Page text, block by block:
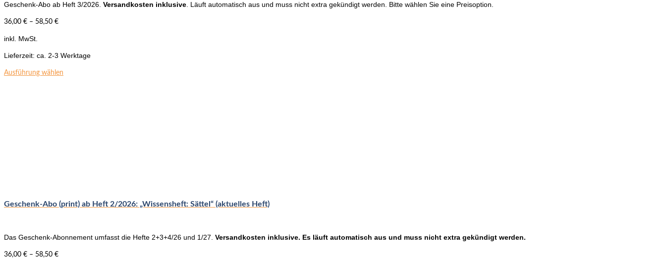
Geschenk-Abo ab Heft 3/2026. Versandkosten inklusive . Läuft automatisch aus und muss nicht extra gekündigt werden. Bitte wählen Sie eine Preisoption.
36,00 € – 58,50 €
inkl. MwSt.
Lieferzeit: ca. 2-3 Werktage
Ausführung wählen
werden
Geschenk-Abo (print) ab Heft 2/2026: „Wissensheft: Sättel“ (aktuelles Heft)
Das Geschenk-Abonnement umfasst die Hefte 2+3+4/26 und 1/27. Versandkosten inklusive. Es läuft automatisch aus und muss nicht extra gekündigt werden.
36,00 € – 58,50 €